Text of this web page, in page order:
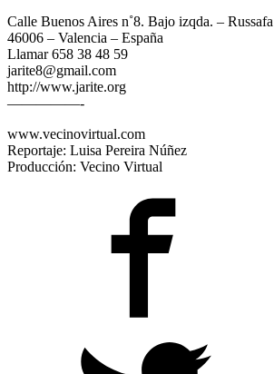
Calle Buenos Aires n˚8. Bajo izqda. – Russafa
46006 – Valencia – España
Llamar 658 38 48 59
jarite8@gmail.com
http://www.jarite.org
—————-
www.vecinovirtual.com
Reportaje: Luisa Pereira Núñez
Producción: Vecino Virtual